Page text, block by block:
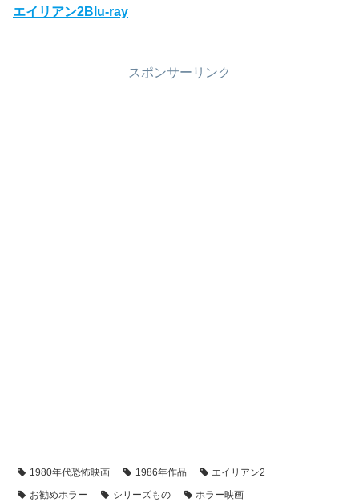
エイリアン2Blu-ray
スポンサーリンク
1980年代恐怖映画 1986年作品
エイリアン2
お勧めホラー
シリーズもの ホラー映画